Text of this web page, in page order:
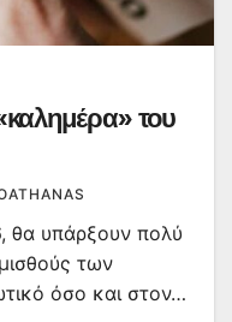
του
θα υπάρξουν πολύ
των
όσο και στον…